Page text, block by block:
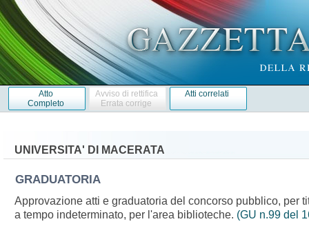
Atto
Completo
Avviso di rettifica
Errata corrige
Atti correlati
UNIVERSITA' DI MACERATA
GRADUATORIA
Approvazione atti e graduatoria del concorso pubblico, per
a tempo indeterminato, per l'area biblioteche. (GU n.99 del